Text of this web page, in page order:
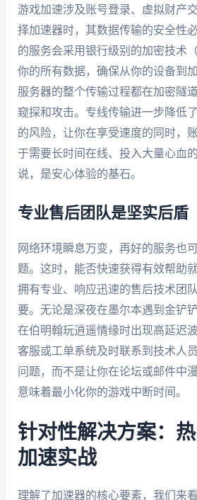
游戏加速涉及账号登录、虚拟财产
择加速器时，其数据传输的安全性
的服务会采用银行级别的加密技术
你的所有数据，确保从你的设备到
服务器的整个传输过程都在加密隧
窥探和攻击。专线传输进一步降低
的风险，让你在享受速度的同时，
于需要长时间在线、投入大量心血
说，是安心体验的基石。
专业售后团队是坚实后盾
网络环境瞬息万变，再好的服务也
题。这时，能否快速获得有效帮助
拥有专业、响应迅速的售后技术团
要。无论是深夜在墨尔本遇到金铲
在伯明翰玩逍遥情缘时出现高延迟
客服或工单系统及时联系到技术人
问题，而不是让你在论坛或邮件中
意味着最小化你的游戏中断时间。
针对性解决方案：
加速实战
理解了加速器的核心要素，我们来